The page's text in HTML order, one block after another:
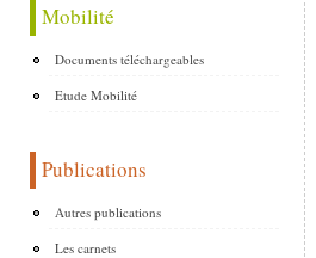
Mobilité
Documents téléchargeables
Etude Mobilité
Publications
Autres publications
Les carnets